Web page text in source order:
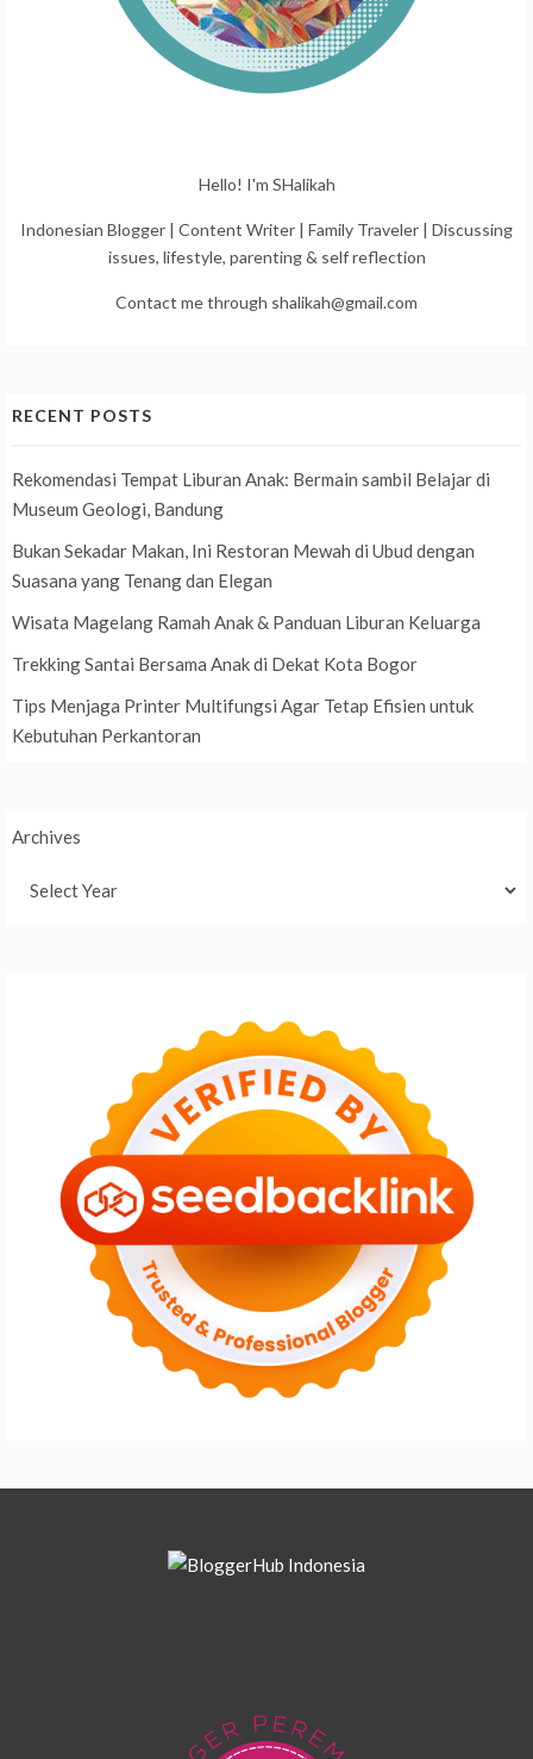
Hello! I'm SHalikah
Indonesian Blogger | Content Writer | Family Traveler | Discussing
issues, lifestyle, parenting & self reflection
Contact me through shalikah@gmail.com
RECENT POSTS
Rekomendasi Tempat Liburan Anak: Bermain sambil Belajar di
Museum Geologi, Bandung
Bukan Sekadar Makan, Ini Restoran Mewah di Ubud dengan
Suasana yang Tenang dan Elegan
Wisata Magelang Ramah Anak & Panduan Liburan Keluarga
Trekking Santai Bersama Anak di Dekat Kota Bogor
Tips Menjaga Printer Multifungsi Agar Tetap Efisien untuk
Kebutuhan Perkantoran
Archives